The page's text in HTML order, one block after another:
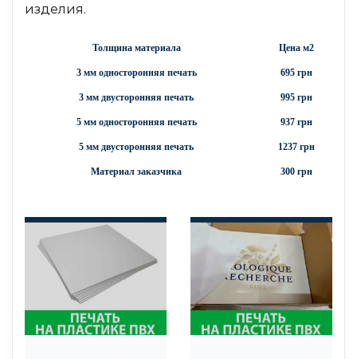
изделия.
Толщина материала Цена м2
3 мм односторонняя печать 695 грн
3 мм двусторонняя печать 995 грн
5 мм односторонняя печать 937 грн
5 мм двусторонняя печать 1237 грн
Материал заказчика 300 грн